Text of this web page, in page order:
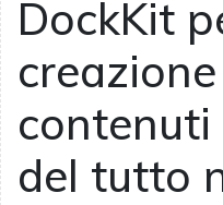
DockKit
contenuti
del tutto